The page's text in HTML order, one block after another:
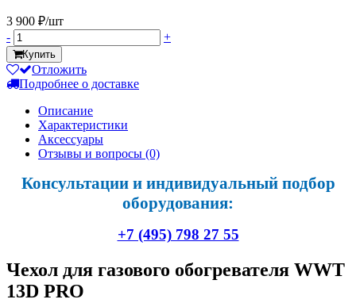
3 900 ₽/шт
-
+
Купить
Отложить
Подробнее о доставке
Описание
Характеристики
Аксессуары
Отзывы и вопросы (0)
Консультации и индивидуальный подбор
оборудования:
+7 (495) 798 27 55
Чехол для газового обогревателя WWT
13D PRO